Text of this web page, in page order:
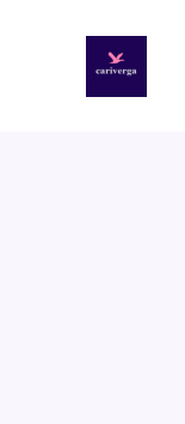
содержимому